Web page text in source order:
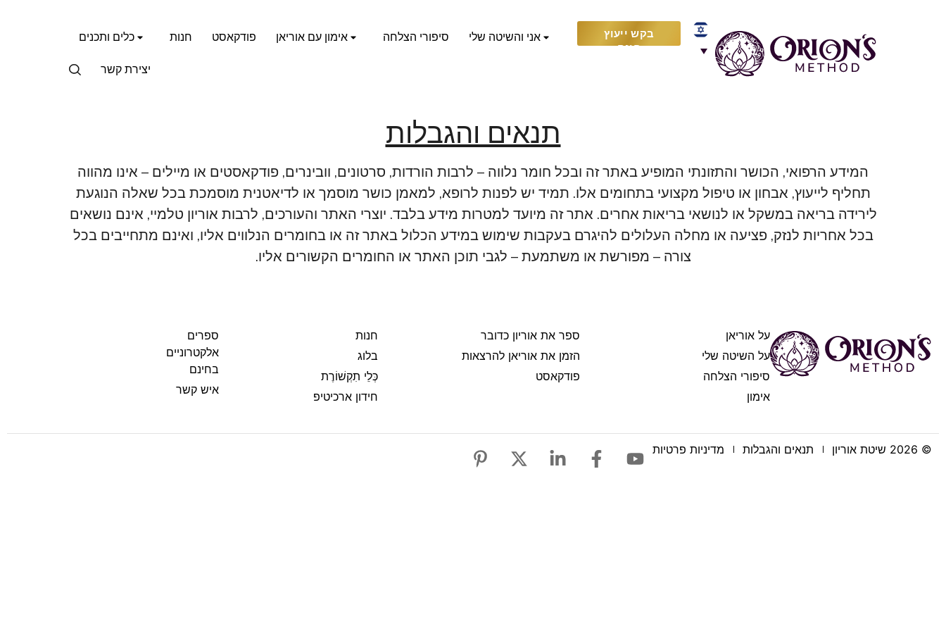
בקש ייעוץ
חינם
אני והשיטה שלי סיפורי הצלחה אימון עם אוריאן פודקאסט חנות כלים ותכנים
יצירת קשר
תנאים והגבלות
המידע הרפואי, הכושר והתזונתי המופיע באתר זה ובכל חומר נלווה – לרבות הורדות, סרטונים, וובינרים, פודקאסטים או מיילים – אינו מהווה
תחליף לייעוץ, אבחון או טיפול מקצועי בתחומים אלו. תמיד יש לפנות לרופא, למאמן כושר מוסמך או לדיאטנית מוסמכת בכל שאלה הנוגעת
לירידה בריאה במשקל או לנושאי בריאות אחרים. אתר זה מיועד למטרות מידע בלבד. יוצרי האתר והעורכים, לרבות אוריון טלמיי, אינם נושאים
בכל אחריות לנזק, פציעה או מחלה העלולים להיגרם בעקבות שימוש במידע הכלול באתר זה או בחומרים הנלווים אליו, ואינם מתחייבים בכל
צורה – מפורשת או משתמעת – לגבי תוכן האתר או החומרים הקשורים אליו.
על אוריאן
על השיטה שלי
סיפורי הצלחה
אימון
ספר את אוריון כדובר
הזמן את אוריאן להרצאות
פודקאסט
חנות
בלוג
כְּלֵי תִקְשׁוֹרֶת
חידון ארכיטיפ
ספרים
אלקטרוניים
בחינם
איש קשר
© 2026 שיטת אוריון תנאים והגבלות מדיניות פרטיות